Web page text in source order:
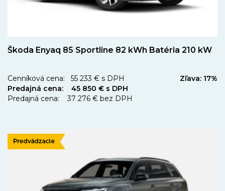
Škoda Enyaq 85 Sportline 82 kWh Batéria 210 kW
Zľava: 17%
Cenníková cena: 55 233 € s DPH
Predajná cena: 45 850 € s DPH
Predajná cena: 37 276 € bez DPH